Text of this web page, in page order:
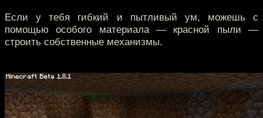
Если у тебя гибкий и пытливый ум, можешь с
помощью особого материала — красной пыли —
строить собственные механизмы.